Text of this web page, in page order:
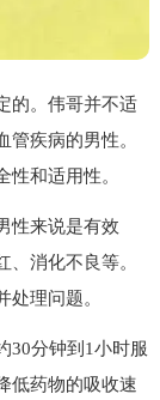
的。伟哥并不适
疾病的男性。
和适用性。
性来说是有效
消化不良等。
理问题。
30分钟到1小时服
低药物的吸收速